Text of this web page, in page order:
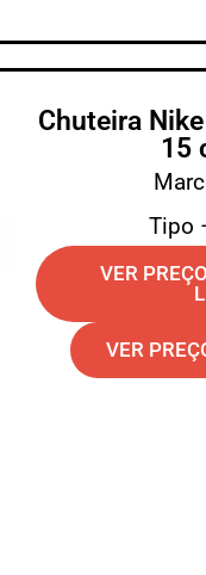
Chuteira
15
Tipo
VER
VER